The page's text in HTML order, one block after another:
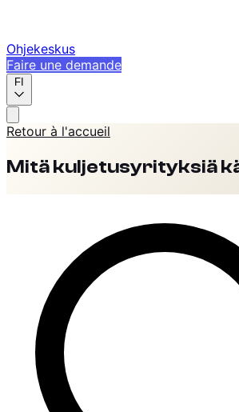
Ohjekeskus
Faire une demande
FI
Retour à l'accueil
Mitä kuljetusyrityksiä